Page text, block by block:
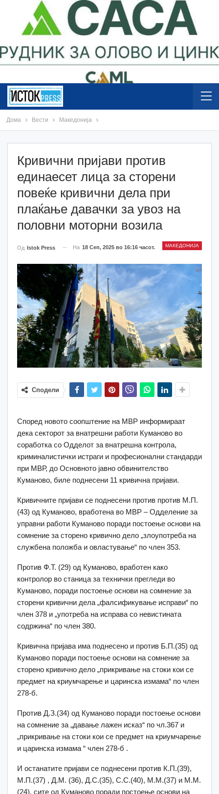
Дома Вести Македонија
Кривични пријави против
единаесет лица за сторени
повеќе кривични дела при
плаќање давачки за увоз на
половни моторни возила
МАКЕДОНИЈА
Од Istok Press На 18 Сеп, 2025 во 16:16 часот.
Сподели
Според новото соопштение на МВР информираат
дека секторот за внатрешни работи Куманово во
соработка со Одделот за внатрешна контрола,
криминалистички истраги и професионални стандарди
при МВР, до Основното јавно обвинителство
Куманово, биле поднесени 11 кривична пријави.
Кривичните пријави се поднесени против против М.П.
(43) од Куманово, вработена во МВР – Одделение за
управни работи Куманово поради постоење основи на
сомнение за сторено кривично дело „злоупотреба на
службена положба и овластување“ по член 353.
Против Ф.Т. (29) од Куманово, вработен како
контролор во станица за технички прегледи во
Куманово, поради постоење основи на сомнение за
сторени кривични дела „фалсификување исправи“ по
член 378 и „употреба на исправа со невистината
содржина“ по член 380.
Кривична пријава има поднесено и против Б.П.(35) од
Куманово поради постоење основи на сомнение за
сторено кривично дело „прикривање на стоки кои се
предмет на криумчарење и царинска измама“ по член
278-б.
Против Д.З.(34) од Куманово поради постоење основи
на сомнение за „давање лажен исказ“ по чл.367 и
„прикривање на стоки кои се предмет на криумчарење
и царинска измама “ член 278-б .
И останатите пријави се поднесени против К.П.(39),
М.П.(37) , Д.М. (36), Д.С.(35), С.С.(40), М.М.(37) и М.М.
(24), сите од Куманово поради постоење основи на